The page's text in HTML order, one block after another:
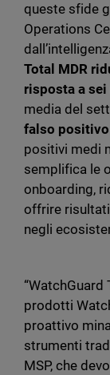
queste sfide
Operations
Total MDR
risposta a
media del
falso
positivi medi
semplifica le
onboarding,
offrire
negli
prodotti
proattivo
strumenti
MSP, che